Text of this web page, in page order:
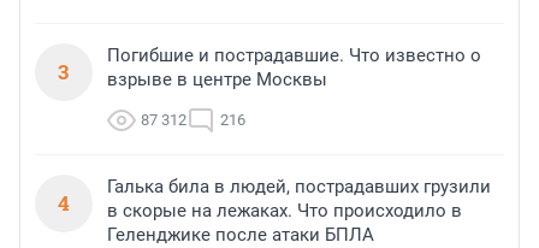
3
Погибшие и пострадавшие. Что известно о
взрыве в центре Москвы
87 312 216
4
Галька била в людей, пострадавших грузили
в скорые на лежаках. Что происходило в
Геленджике после атаки БПЛА